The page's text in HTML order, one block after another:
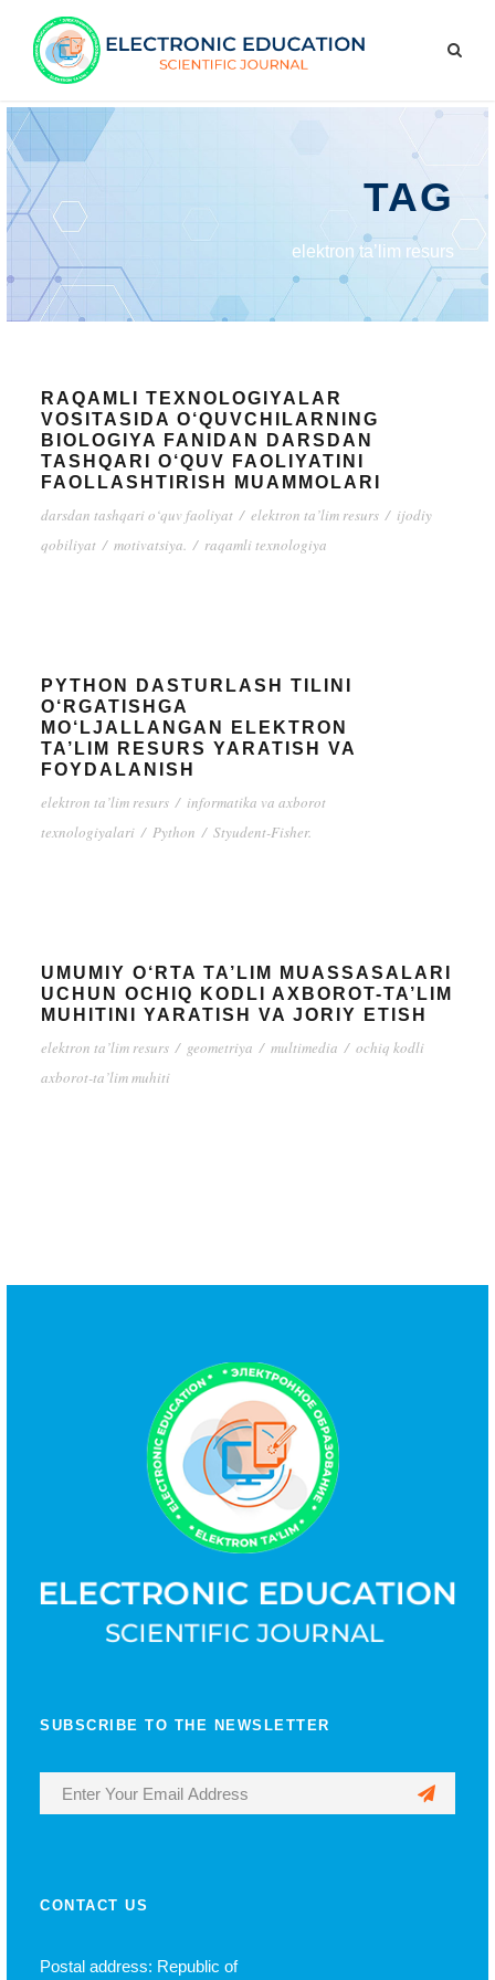
TAG
elektron ta’lim resurs
RAQAMLI TEXNOLOGIYALAR
VOSITASIDA O‘QUVCHILARNING
BIOLOGIYA FANIDAN DARSDAN
TASHQARI O‘QUV FAOLIYATINI
FAOLLASHTIRISH MUAMMOLARI
darsdan tashqari o‘quv faoliyat / elektron ta’lim resurs / ijodiy
qobiliyat / motivatsiya. / raqamli texnologiya
PYTHON DASTURLASH TILINI
O‘RGATISHGA
MO‘LJALLANGAN ELEKTRON
TA’LIM RESURS YARATISH VA
FOYDALANISH
elektron ta’lim resurs / informatika va axborot
texnologiyalari / Python / Styudent-Fisher.
UMUMIY O‘RTA TA’LIM MUASSASALARI
UCHUN OCHIQ KODLI AXBOROT-TA’LIM
MUHITINI YARATISH VA JORIY ETISH
elektron ta’lim resurs / geometriya / multimedia / ochiq kodli
axborot-ta’lim muhiti
SUBSCRIBE TO THE NEWSLETTER
CONTACT US
Postal address: Republic of